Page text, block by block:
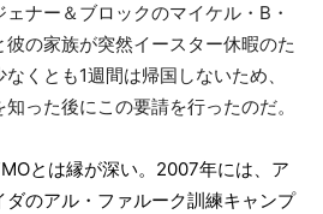
ナー＆ブロックのマイケル・B・
の家族が突然イースター休暇のた
くとも1週間は帰国しないため、
った後にこの要請を行ったのだ。
とは縁が深い。2007年には、ア
のアル・ファルーク訓練キャンプ